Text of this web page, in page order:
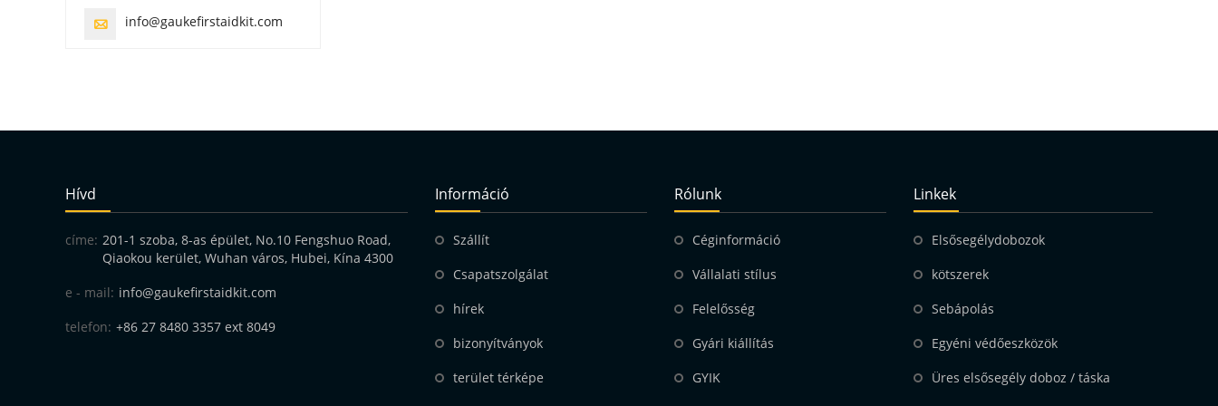
 info@gaukefirstaidkit.com
Hívd
címe: 201-1 szoba, 8-as épület, No.10 Fengshuo Road,
Qiaokou kerület, Wuhan város, Hubei, Kína 4300
e - mail: info@gaukefirstaidkit.com
telefon: +86 27 8480 3357 ext 8049
Információ
Szállít
Csapatszolgálat
hírek
bizonyítványok
terület térképe
Rólunk
Céginformáció
Vállalati stílus
Felelősség
Gyári kiállítás
GYIK
Linkek
Elsősegélydobozok
kötszerek
Sebápolás
Egyéni védőeszközök
Üres elsősegély doboz / táska